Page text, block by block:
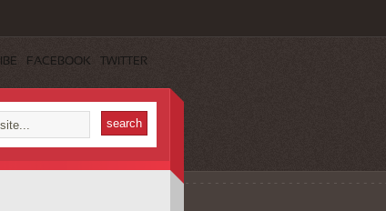
FACEBOOK TWITTER